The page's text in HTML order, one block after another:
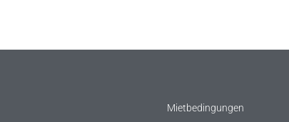
Mietbedingungen